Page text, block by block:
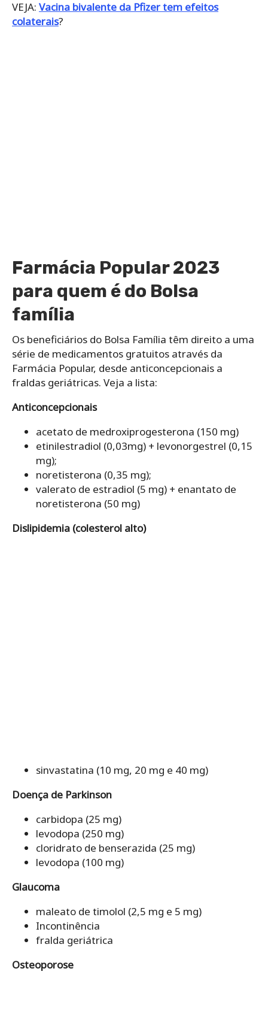
VEJA: Vacina bivalente da Pfizer tem efeitos
colaterais?
Farmácia Popular 2023
para quem é do Bolsa
família
Os beneficiários do Bolsa Família têm direito a uma
série de medicamentos gratuitos através da
Farmácia Popular, desde anticoncepcionais a
fraldas geriátricas. Veja a lista:
Anticoncepcionais
acetato de medroxiprogesterona (150 mg)
etinilestradiol (0,03mg) + levonorgestrel (0,15
mg);
noretisterona (0,35 mg);
valerato de estradiol (5 mg) + enantato de
noretisterona (50 mg)
Dislipidemia (colesterol alto)
sinvastatina (10 mg, 20 mg e 40 mg)
Doença de Parkinson
carbidopa (25 mg)
levodopa (250 mg)
cloridrato de benserazida (25 mg)
levodopa (100 mg)
Glaucoma
maleato de timolol (2,5 mg e 5 mg)
Incontinência
fralda geriátrica
Osteoporose